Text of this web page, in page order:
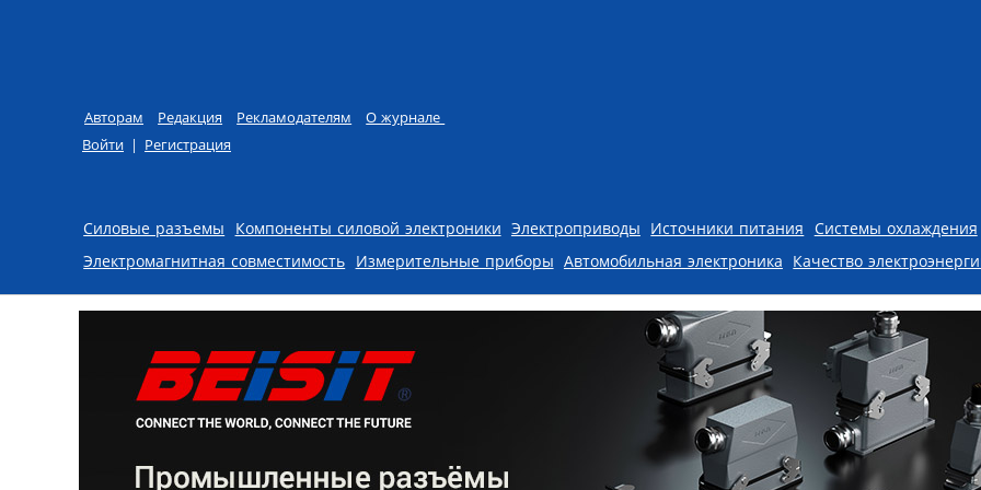
Авторам Редакция Рекламодателям
О журнале
Войти | Регистрация
Skip to content
Силовые разъемы Компоненты силовой электроники Электроприводы Источники питания Системы охлаждения
Электромагнитная совместимость Измерительные приборы Автомобильная электроника Качество